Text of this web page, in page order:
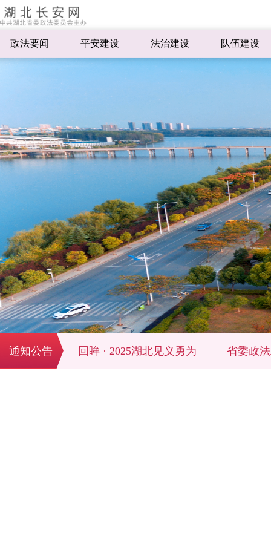
政法要闻 平安建设 法治建设 队伍建设
通知公告
开班 回眸 · 2025湖北见义勇为 省委政法